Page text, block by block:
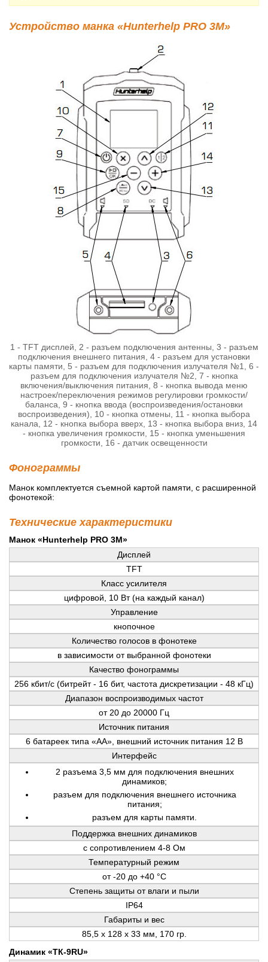
Устройство манка «Hunterhelp PRO 3M»
1 - TFT дисплей, 2 - разъем подключения антенны, 3 - разъем
подключения внешнего питания, 4 - разъем для установки
карты памяти, 5 - разъем для подключения излучателя №1, 6 -
разъем для подключения излучателя №2, 7 - кнопка
включения/выключения питания, 8 - кнопка вывода меню
настроек/переключения режимов регулировки громкости/
баланса, 9 - кнопка ввода (воспроизведения/остановки
воспроизведения), 10 - кнопка отмены, 11 - кнопка выбора
канала, 12 - кнопка выбора вверх, 13 - кнопка выбора вниз, 14
- кнопка увеличения громкости, 15 - кнопка уменьшения
громкости, 16 - датчик освещенности
Фонограммы
Манок комплектуется съемной картой памяти, с расширенной
фонотекой:
Технические характеристики
Манок «Hunterhelp PRO 3M»
Дисплей
TFT
Класс усилителя
цифровой, 10 Вт (на каждый канал)
Управление
кнопочное
Количество голосов в фонотеке
в зависимости от выбранной фонотеки
Качество фонограммы
256 кбит/с (битрейт - 16 бит, частота дискретизации - 48 кГц)
Диапазон воспроизводимых частот
от 20 до 20000 Гц
Источник питания
6 батареек типа «AA», внешний источник питания 12 В
Интерфейс
2 разъема 3,5 мм для подключения внешних
динамиков;
разъем для подключения внешнего источника
питания;
разъем для карты памяти.
Поддержка внешних динамиков
с сопротивлением 4-8 Ом
Температурный режим
от -20 до +40 °С
Степень защиты от влаги и пыли
IP64
Габариты и вес
85,5 x 128 x 33 мм, 170 гр.
Динамик «ТК-9RU»